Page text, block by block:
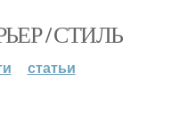
/ СТИЛЬ
статьи